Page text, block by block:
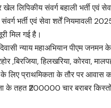
लिपिकीय संवर्ग बहाली भर्ती एवं
भर्ती एवं सेवा शर्तें नियमावली
मिल गई है।
न्याय महाअभियान पीएम
,बिरजिया, हिलखरिया, कोरवा,
लिए प्राथमिकता के तौर पर आवास
के तहत ₹200000 चार बराबर